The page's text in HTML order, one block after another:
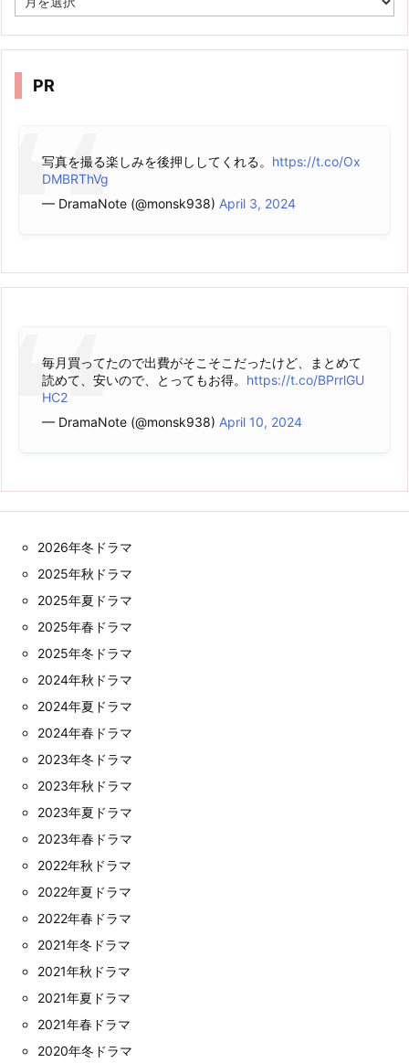
ー
イ
PR
写真を撮る楽しみを後押ししてくれる。 https://t.co/Ox
DMBRThVg
— DramaNote (@monsk938) April 3, 2024
毎月買ってたので出費がそこそこだったけど、まとめて
読めて、安いので、とってもお得。 https://t.co/BPrrlGU
HC2
— DramaNote (@monsk938) April 10, 2024
2026年冬ドラマ
2025年秋ドラマ
2025年夏ドラマ
2025年春ドラマ
2025年冬ドラマ
2024年秋ドラマ
2024年夏ドラマ
2024年春ドラマ
2023年冬ドラマ
2023年秋ドラマ
2023年夏ドラマ
2023年春ドラマ
2022年秋ドラマ
2022年夏ドラマ
2022年春ドラマ
2021年冬ドラマ
2021年秋ドラマ
2021年夏ドラマ
2021年春ドラマ
2020年冬ドラマ